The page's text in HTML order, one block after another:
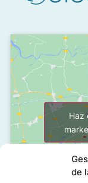
de
Haz